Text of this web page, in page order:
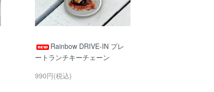
Rainbow DRIVE-IN プレ
ートランチキーチェーン
990円(税込)